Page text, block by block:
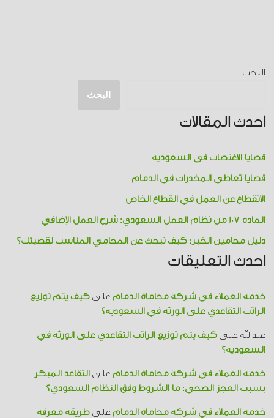
البحث
البحث
أحدث المقالات
قضايا الاغتصاب في السعودية
قضايا تعاطي المخدرات​ في الدمام
الانقطاع عن العمل في القطاع الخاص
المادة 107 من نظام العمل السعودي: شرح العمل الإضافي
دليل محامين الخبر: كيف تبحث عن المحامي المناسب لقضيتك؟
احدث التعليقات
خدمة العملاء في شركة محاماة الدمام علىكيف يتم توزيع
الراتب التقاعدي على الورثة في السعودية؟
عبدالله علىكيف يتم توزيع الراتب التقاعدي على الورثة في
السعودية؟
خدمة العملاء في شركة محاماة الدمام على التقاعد المبكر
بسبب العجز الصحي: ما الشروط وفق النظام السعودي؟
خدمة العملاء في شركة محاماة الدمام علىطريقة معرفة